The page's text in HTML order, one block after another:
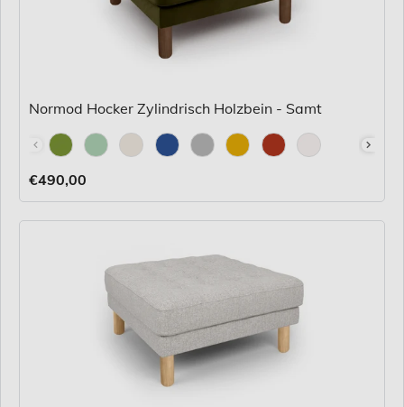
Normod Hocker Zylindrisch Holzbein - Samt
Stoff
€490,00